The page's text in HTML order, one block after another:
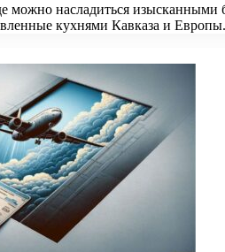
можно насладиться
кухнями Кавказа и